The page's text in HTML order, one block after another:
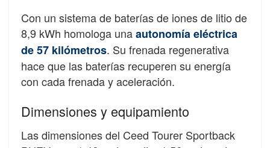
Con un sistema de baterías de iones de litio de
8,9 kWh homologa unaautonomía eléctrica
de 57 kilómetros. Su frenada regenerativa
hace que las baterías recuperen su energía
con cada frenada y aceleración.
Dimensiones y equipamiento
Las dimensiones del Ceed Tourer Sportback